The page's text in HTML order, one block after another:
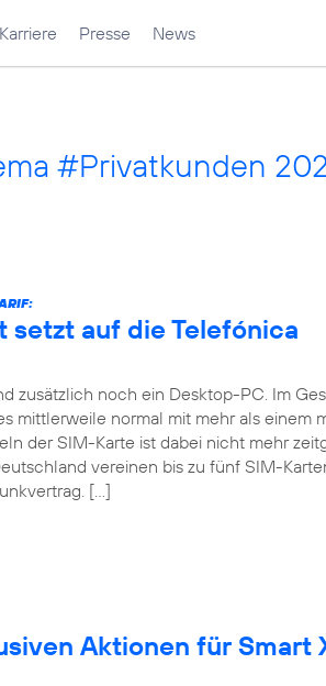
Karriere Presse News
#Privatkunden
setzt auf die Telefónica
zusätzlich noch ein Desktop-PC. Im
mittlerweile normal mit mehr als einem
der SIM-Karte ist dabei nicht mehr
vereinen bis zu fünf SIM-
[…]
Aktionen für Smart